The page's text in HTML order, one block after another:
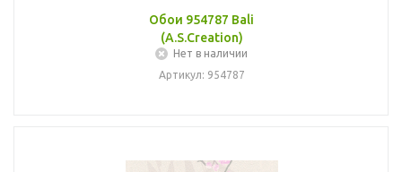
Обои 954787 Bali
(A.S.Creation)
Нет в наличии
Артикул: 954787